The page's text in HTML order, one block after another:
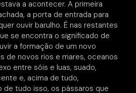
a acontecer. A primeira
a porta de entrada para
ouvir barulho. É nas restantes
se encontra o significado de
a formação de um novo
de novos rios e mares, oceanos
entre sóis e luas, suado,
e, acima de tudo,
de tudo isso, os pássaros que